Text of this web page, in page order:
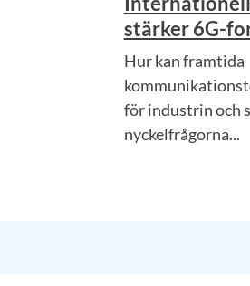
stärker 6G-
Hur kan framtida
för industrin och
nyckelfrågorna...